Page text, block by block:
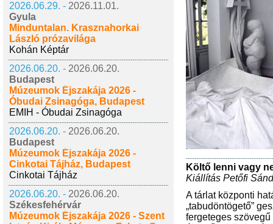
2026.06.29. - 2026.11.01.
Gyula
Minduntalan. Krasznahorkai
László prózavilága
Kohán Képtár
2026.06.20. - 2026.06.20.
Budapest
Múzeumok Éjszakája 2026 -
Óbudai Zsinagóga, Budapest
EMIH - Óbudai Zsinagóga
2026.06.20. - 2026.06.20.
Budapest
Múzeumok Éjszakája 2026 -
Cinkotai Tájház, Budapest
Cinkotai Tájház
2026.06.20. - 2026.06.20.
Székesfehérvár
Múzeumok Éjszakája 2026 - Szent
Költő lenni vagy
Kiállítás Petőfi
A tárlat központi
„tabudöntögető”
fergeteges